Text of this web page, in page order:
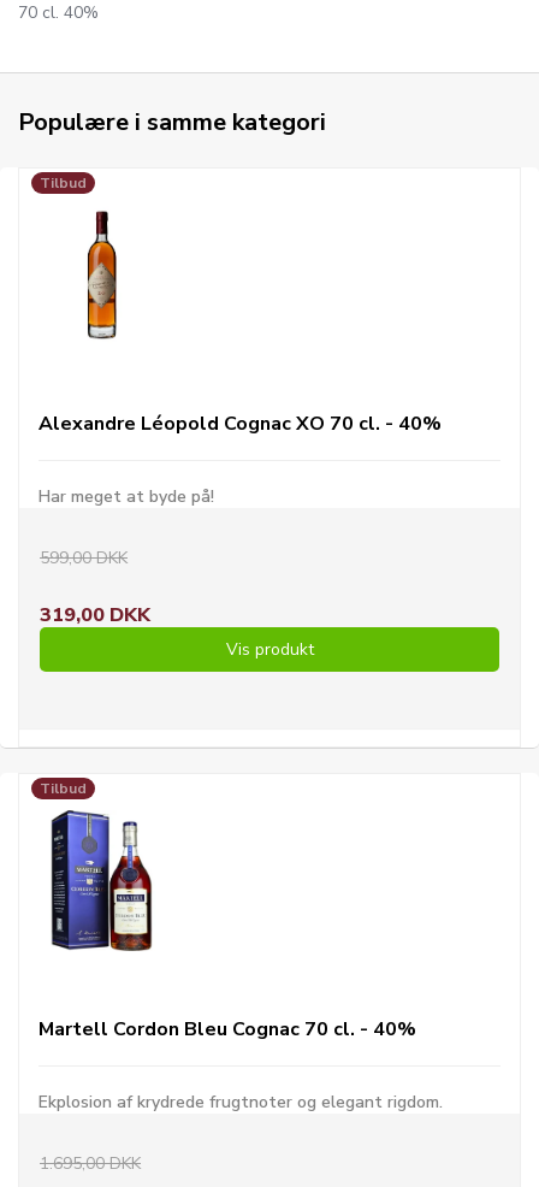
70 cl. 40%
Populære i samme kategori
Tilbud
Alexandre Léopold Cognac XO 70 cl. - 40%
Har meget at byde på!
599,00 DKK
319,00 DKK
Vis produkt
Tilbud
Martell Cordon Bleu Cognac 70 cl. - 40%
Ekplosion af krydrede frugtnoter og elegant rigdom.
1.695,00 DKK